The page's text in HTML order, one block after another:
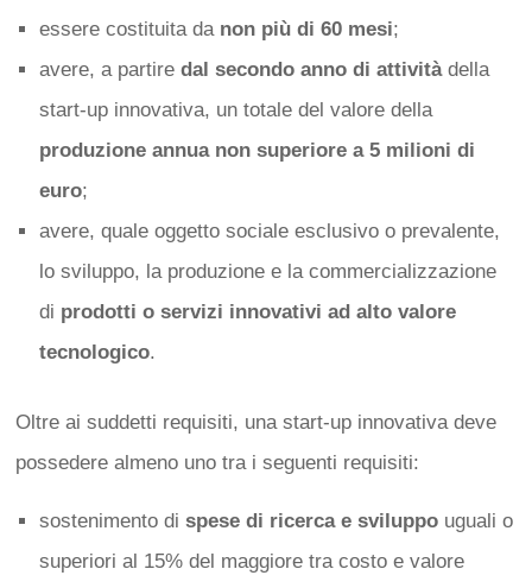
essere costituita da non più di 60 mesi;
avere, a partire dal secondo anno di attivitàdella
start-up innovativa, un totale del valore della
produzione annua non superiore a 5 milioni di
euro;
avere, quale oggetto sociale esclusivo o prevalente,
lo sviluppo, la produzione e la commercializzazione
di prodotti o servizi innovativi ad alto valore
tecnologico.
Oltre ai suddetti requisiti, una start-up innovativa deve
possedere almeno uno tra i seguenti requisiti:
sostenimento di spese di ricerca e sviluppouguali o
superiori al 15% del maggiore tra costo e valore